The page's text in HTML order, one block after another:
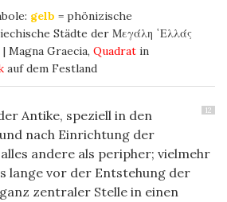
gelb = phönizische
sche Städte der Μεγάλη ῾Ελλάς
Magna Graecia, Quadrat in
auf dem Festland
12
Antike, speziell in den
nach Einrichtung der
andere als peripher; vielmehr
lange vor der Entstehung der
zentraler Stelle in einen